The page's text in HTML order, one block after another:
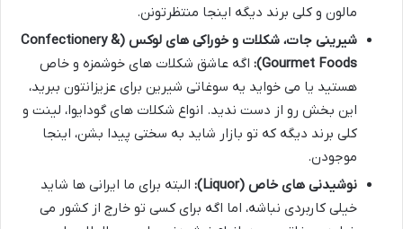
مالون و کلی برند دیگه اینجا منتظرتونن.
شیرینی جات، شکلات و خوراکی های لوکس (Confectionery &
Gourmet Foods):
اگه عاشق شکلات های خوشمزه و خاص
هستید یا می خواید یه سوغاتی شیرین برای عزیزانتون ببرید،
این بخش رو از دست ندید. انواع شکلات های گودایوا، لینت و
کلی برند دیگه که تو بازار شاید به سختی پیدا بشن، اینجا
موجودن.
نوشیدنی های خاص (Liquor):
البته برای ما ایرانی ها شاید
خیلی کاربردی نباشه، اما اگه برای کسی تو خارج از کشور می